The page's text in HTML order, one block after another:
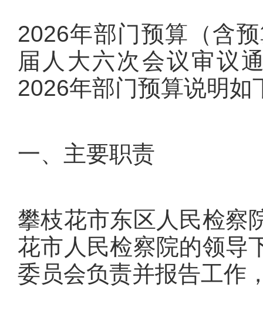
2026年部门预算（含
届人大六次会议审议
2026年部门预算说明如
一、主要职责
攀枝花市东区人民检察
花市人民检察院的领导
委员会负责并报告工作